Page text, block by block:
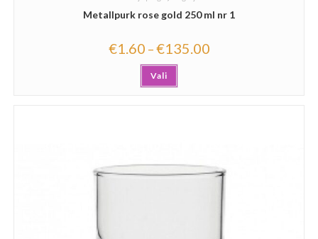
Metallpurk rose gold 250 ml nr 1
€1.60 –€135.00
Vali